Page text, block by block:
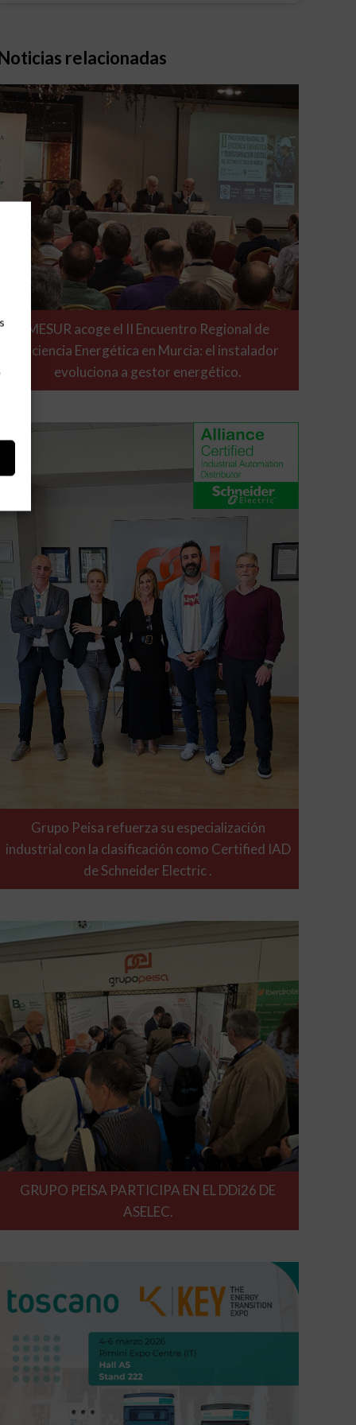
relacionadas
MESUR acoge el II Encuentro Regional de
Eficiencia Energética en Murcia: el instalador
evoluciona a gestor energético.
Grupo Peisa refuerza su especialización
industrial con la clasificación como Certified IAD
de Schneider Electric .
GRUPO PEISA PARTICIPA EN EL DDi26 DE
ASELEC.